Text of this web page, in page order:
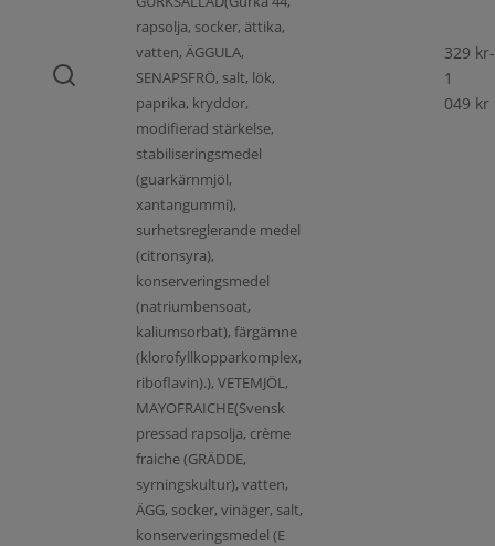
rapsolja, socker, ättika,
vatten, ÄGGULA,
SENAPSFRÖ, salt, lök,
paprika, kryddor,
modifierad stärkelse,
stabiliseringsmedel
(guarkärnmjöl,
xantangummi),
surhetsreglerande medel
(citronsyra),
konserveringsmedel
(natriumbensoat,
kaliumsorbat), färgämne
(klorofyllkopparkomplex,
riboflavin).), VETEMJÖL,
MAYOFRAICHE(Svensk
pressad rapsolja, crème
fraiche (GRÄDDE,
syrningskultur), vatten,
ÄGG, socker, vinäger, salt,
konserveringsmedel (E
329 kr-
1
049 kr